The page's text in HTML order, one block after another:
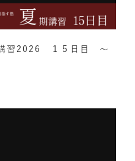
習2026 １５日目 ～